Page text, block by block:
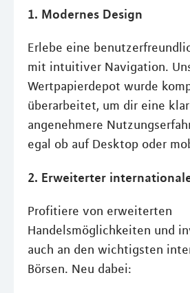
1. Modernes Design
Erlebe eine
mit intuitiver Navigation.
Wertpapierdepot wurde
überarbeitet, um dir eine
angenehmere
egal ob auf Desktop oder
2. Erweiterter
Profitiere von erweiterten
Handelsmöglichkeiten und
auch an den wichtigsten
Börsen. Neu dabei: